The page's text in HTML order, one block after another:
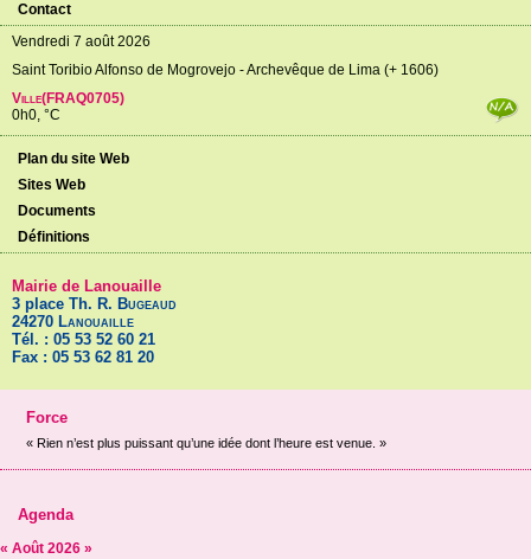
Contact
Vendredi 7 août 2026
Saint Toribio Alfonso de Mogrovejo - Archevêque de Lima (+ 1606)
Ville(FRAQ0705)
0h0, °C
Plan du site Web
Sites Web
Documents
Définitions
Mairie de Lanouaille
3 place Th. R. Bugeaud
24270 Lanouaille
Tél. : 05 53 52 60 21
Fax : 05 53 62 81 20
Force
« Rien n’est plus puissant qu’une idée dont l’heure est venue. »
Agenda
« Août 2026 »